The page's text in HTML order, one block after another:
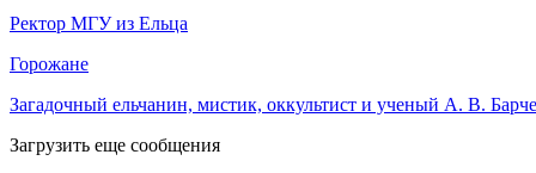
Ректор МГУ из Ельца
Горожане
Загадочный ельчанин, мистик, оккультист и ученый А. В.
Загрузить еще сообщения